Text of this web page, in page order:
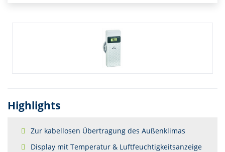
Highlights
Zur kabellosen Übertragung des Außenklimas
Display mit Temperatur & Luftfeuchtigkeitsanzeige